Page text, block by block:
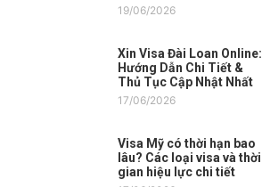
19/06/2026
Xin Visa Đài Loan Online:
Hướng Dẫn Chi Tiết &
Thủ Tục Cập Nhật Nhất
17/06/2026
Visa Mỹ có thời hạn bao
lâu? Các loại visa và thời
gian hiệu lực chi tiết